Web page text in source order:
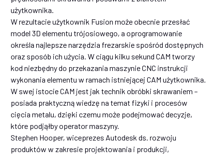
użytkownika.
W rezultacie użytkownik Fusion może obecnie przesłać
model 3D elementu trójosiowego, a oprogramowanie
określa najlepsze narzędzia frezarskie spośród dostępnych
oraz sposób ich użycia. W ciągu kilku sekund CAM tworzy
kod niezbędny do przekazania maszynie CNC instrukcji
wykonania elementu w ramach istniejącej CAM użytkownika.
W swej istocie CAM jest jak technik obróbki skrawaniem –
posiada praktyczną wiedzę na temat fizyki i procesów
cięcia metalu, dzięki czemu może podejmować decyzje,
które podjąłby operator maszyny.
Stephen Hooper, wiceprezes Autodesk ds. rozwoju
produktów w zakresie projektowania i produkcji,